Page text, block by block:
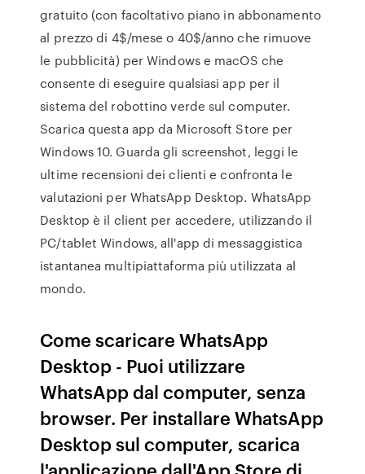
gratuito (con facoltativo piano in abbonamento
al prezzo di 4$/mese o 40$/anno che rimuove
le pubblicità) per Windows e macOS che
consente di eseguire qualsiasi app per il
sistema del robottino verde sul computer.
Scarica questa app da Microsoft Store per
Windows 10. Guarda gli screenshot, leggi le
ultime recensioni dei clienti e confronta le
valutazioni per WhatsApp Desktop. WhatsApp
Desktop è il client per accedere, utilizzando il
PC/tablet Windows, all'app di messaggistica
istantanea multipiattaforma più utilizzata al
mondo.
Come scaricare WhatsApp
Desktop - Puoi utilizzare
WhatsApp dal computer, senza
browser. Per installare WhatsApp
Desktop sul computer, scarica